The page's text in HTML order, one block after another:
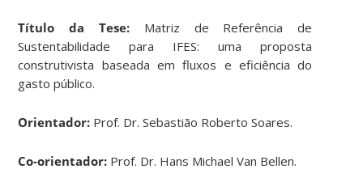
Título da Tese: Matriz de Referência de
Sustentabilidade para IFES: uma proposta
construtivista baseada em fluxos e eficiência do
gasto público.
Orientador: Prof. Dr. Sebastião Roberto Soares.
Co-orientador: Prof. Dr. Hans Michael Van Bellen.